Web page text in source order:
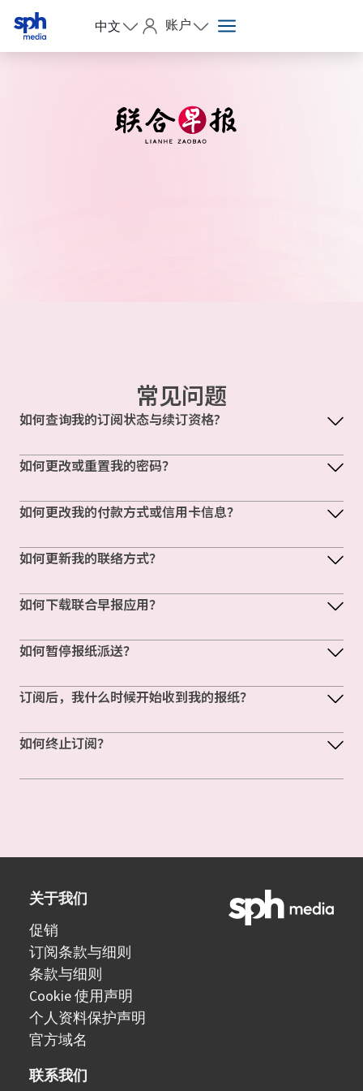
中文 账户
常见问题
如何查询我的订阅状态与续订资格?
如何更改或重置我的密码？
如何更改我的付款方式或信用卡信息？
如何更新我的联络方式？
如何下载联合早报应用？
如何暂停报纸派送？
订阅后，我什么时候开始收到我的报纸？
如何终止订阅？
关于我们
促销
订阅条款与细则
条款与细则
Cookie 使用声明
个人资料保护声明
官方域名
联系我们